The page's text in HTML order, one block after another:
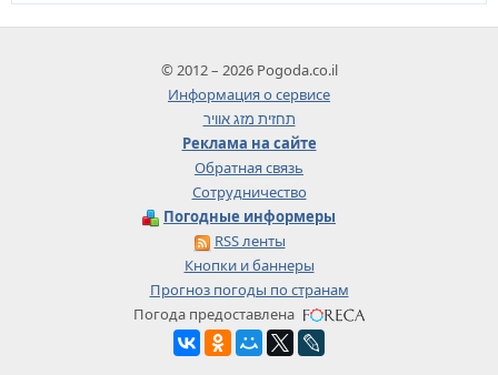
© 2012 – 2026 Pogoda.co.il
Информация о сервисе
תחזית מזג אוויר
Реклама на сайте
Обратная связь
Сотрудничество
Погодные информеры
RSS ленты
Кнопки и баннеры
Прогноз погоды по странам
Погода предоставлена